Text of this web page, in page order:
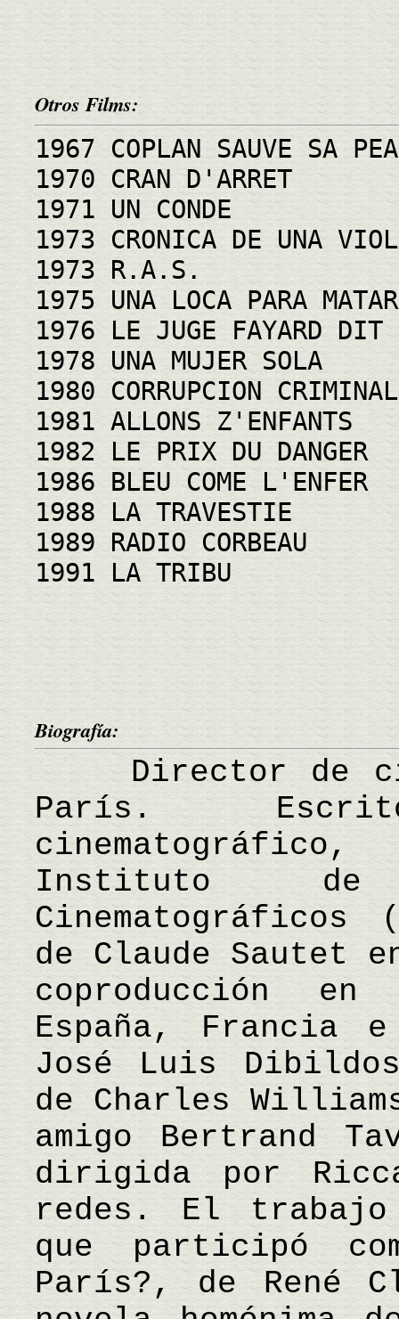
Otros Films:
1967 COPLAN SAUVE SA
1970 CRAN D'ARRET
1971 UN CONDE
1973 CRONICA DE UNA
1973 R.A.S.
1975 UNA LOCA PARA MATAR
1976 LE JUGE FAYARD DIT
1978 UNA MUJER SOLA
1980 CORRUPCION CRIMINAL
1981 ALLONS Z'ENFANTS
1982 LE PRIX DU DANGER
1986 BLEU COME L'ENFER
1988 LA TRAVESTIE
1989 RADIO CORBEAU
1991 LA TRIBU
Biografía:
Director de
París.
Instituto de
Cinematográficos
de Claude Sautet
coproducción
España, Francia
José Luis
de Charles
amigo Bertrand
dirigida por
redes. El trabajo
que participó
París?, de René